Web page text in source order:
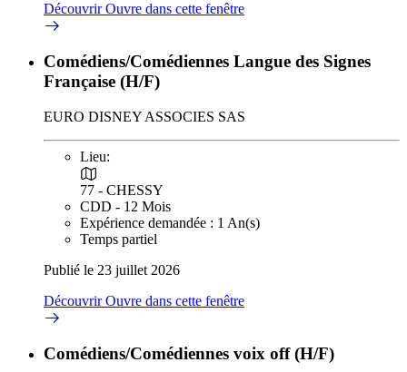
DécouvrirOuvre dans cette fenêtre
Comédiens/Comédiennes Langue des Signes
Française (H/F)
EURO DISNEY ASSOCIES SAS
Lieu:
77 - CHESSY
CDD - 12 Mois
Expérience demandée : 1 An(s)
Temps partiel
Publié le 23 juillet 2026
DécouvrirOuvre dans cette fenêtre
Comédiens/Comédiennes voix off (H/F)